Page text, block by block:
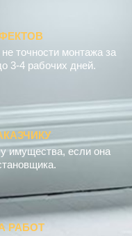
точности монтажа за
3-4 рабочих дней.
имущества, если она
РАБОТ